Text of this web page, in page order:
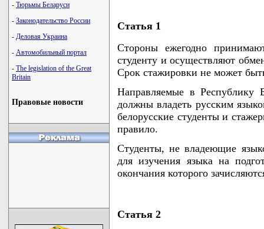
- Тюрьмы Беларуси
- Законодательство России
- Деловая Украина
- Автомобильный портал
- The legislation of the Great
Britain
Правовые новости
Статья 1
Стороны ежегодно
студенту и осуществляют
Срок стажировки не может
Направляемые в Республику
должны владеть русским
белорусские студенты и
правило.
Студенты, не владеющие
для изучения языка на
окончания которого
Статья 2